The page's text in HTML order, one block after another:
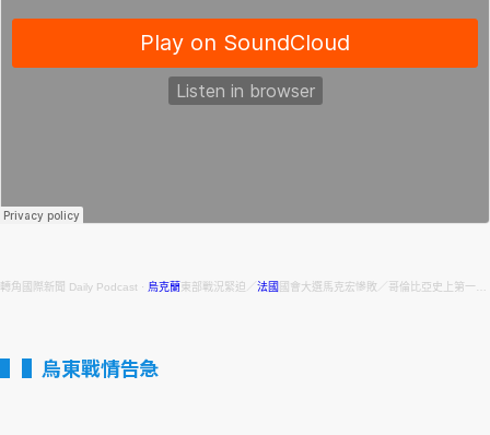
轉角國際新聞 Daily Podcast · 烏克蘭東部戰況緊迫／ 法國 國會大選馬克宏慘敗／哥倫比亞史上第一位左翼總統／南加州槍擊案追加控訴仇恨犯罪" target="_blank" style="color: #cccccc; text-decoration: none;">20220620．烏克蘭東部戰況緊迫／法國國會大選馬克宏慘敗／哥倫比亞史上第一位左翼總統／南加州槍擊案追加控訴仇恨犯罪
▌烏東戰情告急